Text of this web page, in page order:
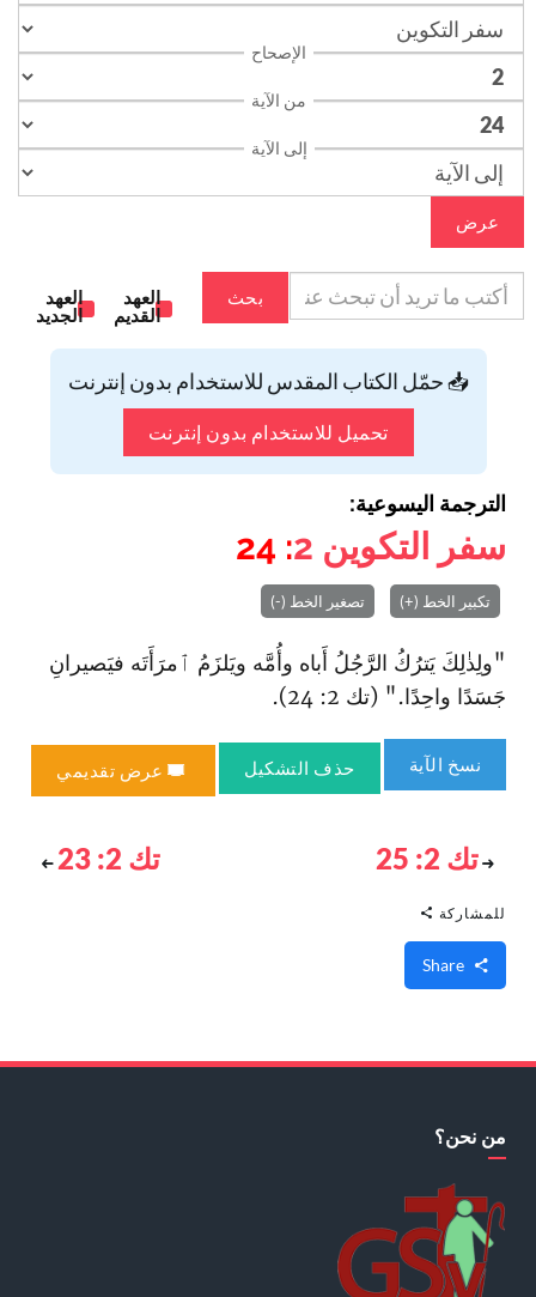
الإصحاح
من الآية
إلى الآية
عرض
بحث
العهد
القديم
العهد
الجديد
📥 حمّل الكتاب المقدس للاستخدام بدون إنترنت
تحميل للاستخدام بدون إنترنت
الترجمة اليسوعية:
سفر التكوين 2
: 24
تكبير الخط (+) تصغير الخط (-)
"ولِذٰلِكَ يَترُكُ الرَّجُلُ أَباه وأُمَّه ويَلزَمُ ٱمرَأَتَه فيَصيرانِ
جَسَدًا واحِدًا." (تك 2: 24).
نسخ الآية حذف التشكيل عرض تقديمي
تك 2: 25 تك 2: 23
للمشاركة
من نحن؟